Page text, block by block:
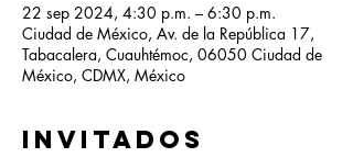
22 sep 2024, 4:30 p.m. – 6:30 p.m.
Ciudad de México, Av. de la República 17,
Tabacalera, Cuauhtémoc, 06050 Ciudad de
México, CDMX, México
Invitados